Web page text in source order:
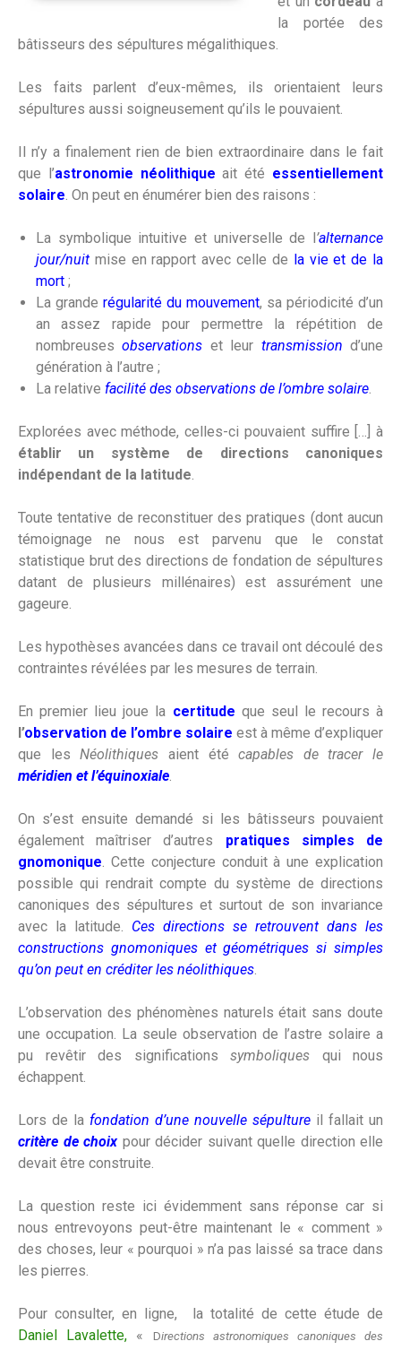
la portée des
bâtisseurs des sépultures mégalithiques.
Les faits parlent d’eux-mêmes, ils orientaient leurs
sépultures aussi soigneusement qu’ils le pouvaient.
Il n’y a finalement rien de bien extraordinaire dans le fait
que l’astronomie néolithique ait été essentiellement
solaire. On peut en énumérer bien des raisons :
La symbolique intuitive et universelle de l’alternance
jour/nuit mise en rapport avec celle de la vie et de la
mort ;
La grande régularité du mouvement, sa périodicité d’un
an assez rapide pour permettre la répétition de
nombreusesobservations et leur transmission d’une
génération à l’autre ;
La relative facilité des observations de l’ombre solaire.
Explorées avec méthode, celles-ci pouvaient suffire […] à
établir un système de directions canoniques
indépendant de la latitude.
Toute tentative de reconstituer des pratiques (dont aucun
témoignage ne nous est parvenu que le constat
statistique brut des directions de fondation de sépultures
datant de plusieurs millénaires) est assurément une
gageure.
Les hypothèses avancées dans ce travail ont découlé des
contraintes révélées par les mesures de terrain.
En premier lieu joue la certitude que seul le recours à
l’observation de l’ombre solaire est à même d’expliquer
que lesNéolithiques aient étécapables de tracer le
méridien et l’équinoxiale.
On s’est ensuite demandé si les bâtisseurs pouvaient
également maîtriser d’autres pratiques simples de
gnomonique. Cette conjecture conduit à une explication
possible qui rendrait compte du système de directions
canoniques des sépultures et surtout de son invariance
avec la latitude. Ces directions se retrouvent dans les
constructions gnomoniques et géométriques si simples
qu’on peut en créditer les néolithiques.
L’observation des phénomènes naturels était sans doute
une occupation. La seule observation de l’astre solaire a
pu revêtir des significations symboliques qui nous
échappent.
Lors de la fondation d’une nouvelle sépulture il fallait un
critère de choix pour décider suivant quelle direction elle
devait être construite.
La question reste ici évidemment sans réponse car si
nous entrevoyons peut-être maintenant le « comment »
des choses, leur « pourquoi » n’a pas laissé sa trace dans
les pierres.
Pour consulter, en ligne, la totalité de cette étude de
Daniel Lavalette, « Directions astronomiques canoniques des